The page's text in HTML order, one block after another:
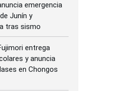
emergencia
Junín y
tras sismo
entrega
y anuncia
en Chongos